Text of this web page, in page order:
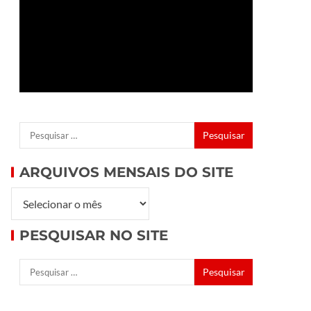
ARQUIVOS MENSAIS DO SITE
PESQUISAR NO SITE